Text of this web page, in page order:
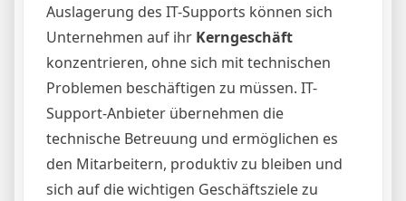
Auslagerung des IT-Supports können sich
Unternehmen auf ihr Kerngeschäft
konzentrieren, ohne sich mit technischen
Problemen beschäftigen zu müssen. IT-
Support-Anbieter übernehmen die
technische Betreuung und ermöglichen es
den Mitarbeitern, produktiv zu bleiben und
sich auf die wichtigen Geschäftsziele zu